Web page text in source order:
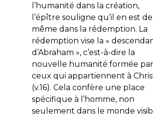
l’humanité dans la création,
l’épître souligne qu’il en est de
même dans la rédemption. La
rédemption vise la «
d’Abraham », c’est-à-dire la
nouvelle humanité formée par
ceux qui appartiennent à
(v.16). Cela confère une place
spécifique à l’homme, non
seulement dans le monde